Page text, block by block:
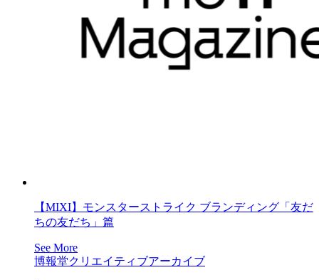
【MIXI】モンスターストライク ブランディング「友だ
ちの友だち」篇
See More
博報堂クリエイティブアーカイブ